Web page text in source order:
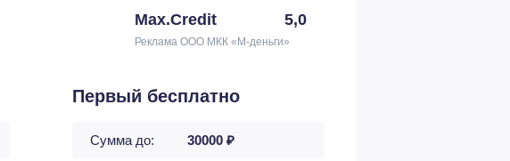
Max.Credit 5,0
Реклама ООО МКК «М-деньги»
Первый бесплатно
Сумма до: 30000 ₽